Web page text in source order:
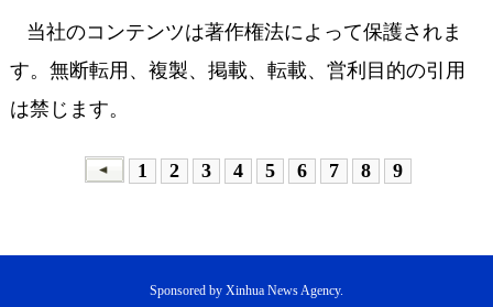
当社のコンテンツは著作権法によって保護されま
す。無断転用、複製、掲載、転載、営利目的の引用
は禁じます。
1 2 3 4 5 6 7 8 9
Sponsored by Xinhua News Agency.